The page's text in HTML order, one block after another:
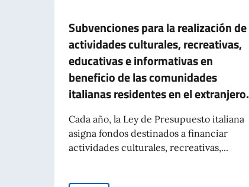
Subvenciones para la realización de
actividades culturales, recreativas,
educativas e informativas en
beneficio de las comunidades
italianas residentes en el extranjero.
Cada año, la Ley de Presupuesto italiana
asigna fondos destinados a financiar
actividades culturales, recreativas,...